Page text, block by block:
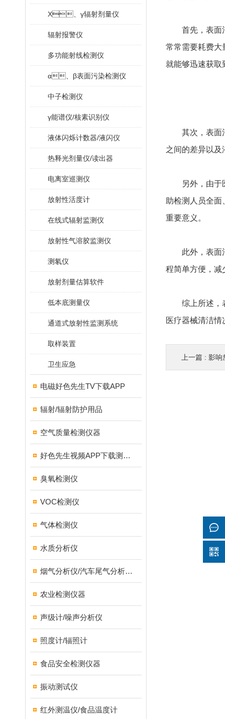
X、γ辐射剂量仪
辐射报警仪
多功能射线检测仪
α、β表面污染检测仪
中子检测仪
γ能谱仪/核素识别仪
液体闪烁计数器/液闪仪
热释光剂量仪/读出器
电离室巡测仪
放射性活度计
在线式辐射监测仪
放射性气溶胶监测仪
测氡仪
放射剂量估算软件
低本底测量仪
通道式放射性监测系统
取样装置
卫生应急
电磁好色先生TV下载APP
辐射/辐射防护用品
空气质量检测仪器
好色先生视频APP下载测试仪
臭氧检测仪
VOC检测仪
气体检测仪
水质分析仪
烟气分析仪/汽车尾气分析仪/转速表/汽车维修检测设备
农业检测仪器
声级计/噪声分析仪
照度计/辐照计
食品安全检测仪器
振动测试仪
红外测温仪/食品温度计
首先，表面
常常需要耗费大量
就能够迅速获取
其次，表
之间的差异以及
另外，由于
助检测人员全面
重要意义。
此外，表面
程简单方便，
综上所述，
医疗器械清洁情
上一篇 : 影响